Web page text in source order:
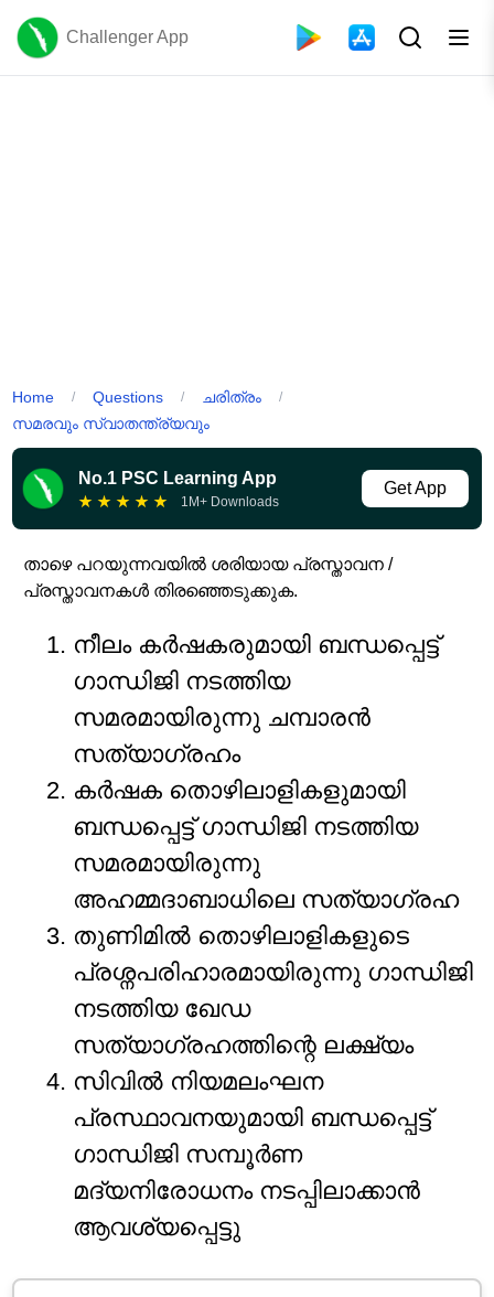
Challenger App
Home / Questions / ചരിത്രം /
സമരവും സ്വാതന്ത്ര്യവും
No.1 PSC Learning App
★ ★ ★ ★ ★ 1M+ Downloads
Get App
താഴെ പറയുന്നവയിൽ ശരിയായ പ്രസ്താവന /
പ്രസ്താവനകൾ തിരഞ്ഞെടുക്കുക.
നീലം കർഷകരുമായി ബന്ധപ്പെട്ട്
ഗാന്ധിജി നടത്തിയ
സമരമായിരുന്നു ചമ്പാരൻ
സത്യാഗ്രഹം
കർഷക തൊഴിലാളികളുമായി
ബന്ധപ്പെട്ട് ഗാന്ധിജി നടത്തിയ
സമരമായിരുന്നു
അഹമ്മദാബാധിലെ സത്യാഗ്രഹ
തുണിമിൽ തൊഴിലാളികളുടെ
പ്രശ്നപരിഹാരമായിരുന്നു ഗാന്ധിജി
നടത്തിയ ഖേഡ
സത്യാഗ്രഹത്തിന്റെ ലക്ഷ്യം
സിവിൽ നിയമലംഘന
പ്രസ്ഥാവനയുമായി ബന്ധപ്പെട്ട്
ഗാന്ധിജി സമ്പൂർണ
മദ്യനിരോധനം നടപ്പിലാക്കാൻ
ആവശ്യപ്പെട്ടു